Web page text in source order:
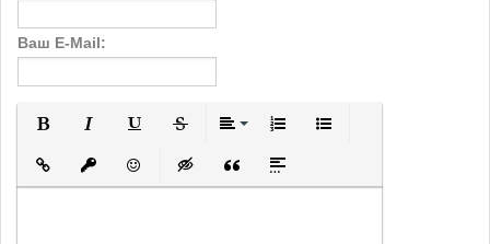
Ваш E-Mail:
Подчеркнутый
Вставить ссылку
Вставить защищенную ссылку
Вставить смайлик
Вставка скрытого текста
Вставка цитаты
Вставка спойлера